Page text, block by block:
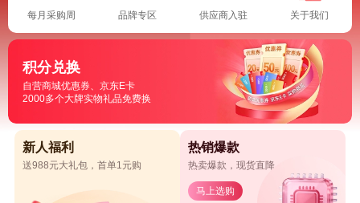
每月采购周 品牌专区 供应商入驻 关于我们
积分兑换
自营商城优惠券、京东E卡
2000多个大牌实物礼品免费换
新人福利
送988元大礼包，首单1元购
热销爆款
热卖爆款，现货直降
马上选购